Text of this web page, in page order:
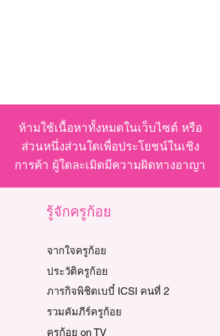
ห้ามใช้เนื้อหาทั้งหมดในเว็บไซต์ หรือ
ส่วนหนึ่งส่วนใดเพื่อประโยชน์ในเชิง
การค้า ผู้ใดละเมิดมีความผิดทางอาญา
รู้จักครูก้อย
จากใจครูก้อย
ประวัติครูก้อย
ภารกิจพิชิตเบบี๋ ICSI คนที่ 2
รวมคัมภีร์ครูก้อย
ครูก้อย on TV